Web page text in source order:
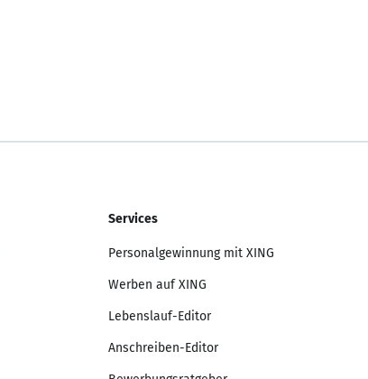
Services
Personalgewinnung mit XING
Werben auf XING
Lebenslauf-Editor
Anschreiben-Editor